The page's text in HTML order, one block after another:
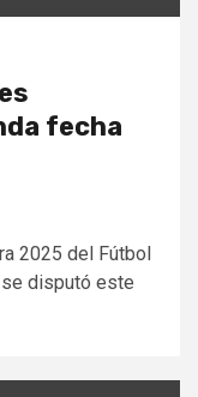
fecha
2025 del Fútbol
disputó este